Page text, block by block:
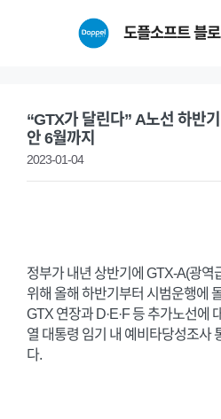
도플소프트 블
“GTX가 달린다” A노선 하반
안 6월까지
2023-01-04
정부가 내년 상반기에 GTX-A(광역
위해 올해 하반기부터 시범운행에
GTX 연장과 D·E·F 등 추가노선에
열 대통령 임기 내 예비타당성조사
다.